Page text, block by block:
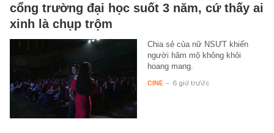
cổng trường đại học suốt 3 năm, cứ thấy ai
xinh là chụp trộm
Chia sẻ của nữ NSƯT khiến
người hâm mộ không khỏi
hoang mang.
CINE - 6 giờ trước